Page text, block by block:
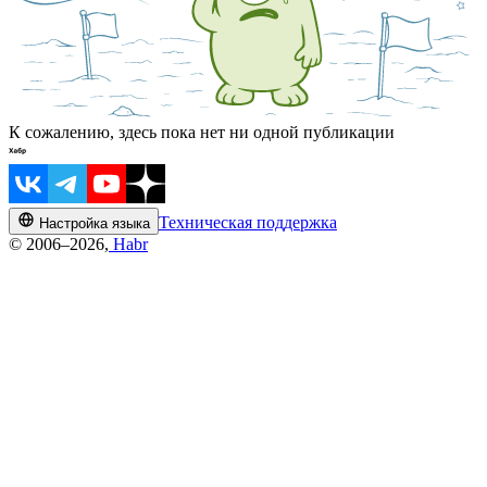
К сожалению, здесь пока нет ни одной публикации
Настройка языка Техническая поддержка
© 2006–2026, Habr